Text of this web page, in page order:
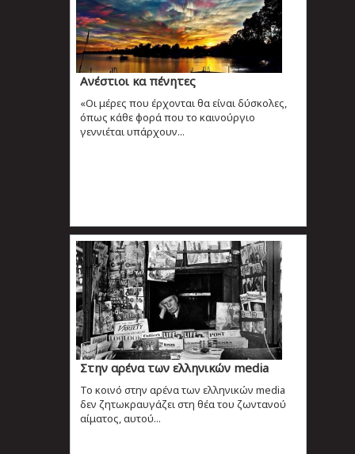
Ανέστιοι κα πένητες
«Οι μέρες που έρχονται θα είναι δύσκολες,
όπως κάθε φορά που το καινούργιο
γεννιέται υπάρχουν...
Στην αρένα των ελληνικών media
Το κοινό στην αρένα των ελληνικών media
δεν ζητωκραυγάζει στη θέα του ζωντανού
αίματος, αυτού...